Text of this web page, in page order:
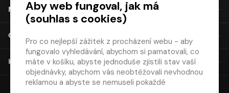
NÁKUP
O SPOLEČNOSTI
KONTAKT
Aby web fungoval, jak má
(souhlas s cookies)
Pro co nejlepší zážitek z procházení webu - aby
fungovalo vyhledávání, abychom si pamatovali, co
máte v košíku, abyste jednoduše zjistili stav vaší
objednávky, abychom vás neobtěžovali nevhodnou
reklamou a abyste se nemuseli pokaždé